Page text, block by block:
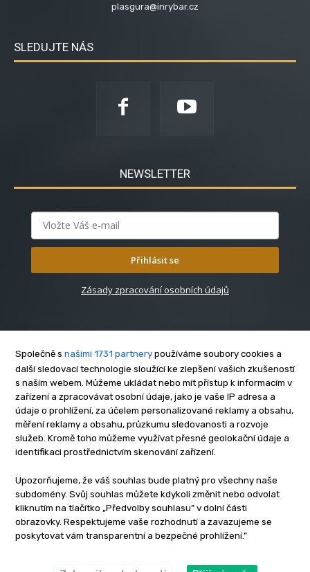
plasgura@inrybar.cz
SLEDUJTE NÁS
NEWSLETTER
Přihlásit se
Zásady zpracování osobních údajů
O nás
Kontakt
Reklama
Zásady soukromí
Privacy policy
Cookies
Etický kodex
Redakce
Společně s našimi 1731 partnery používáme soubory cookies a
další sledovací technologie sloužící ke zlepšení vašich zkušeností
s naším webem. Můžeme ukládat nebo mít přístup k informacím v
zařízení a zpracovávat osobní údaje, jako je vaše IP adresa a
údaje o prohlížení, za účelem personalizované reklamy a obsahu,
měření reklamy a obsahu, průzkumu sledovanosti a rozvoje
služeb. Kromě toho můžeme využívat přesné geolokační údaje a
identifikaci prostřednictvím skenování zařízení.
Upozorňujeme, že váš souhlas bude platný pro všechny naše
subdomény. Svůj souhlas můžete kdykoli změnit nebo odvolat
kliknutím na tlačítko „Předvolby souhlasu” v dolní části
obrazovky. Respektujeme vaše rozhodnutí a zavazujeme se
poskytovat vám transparentní a bezpečné prohlížení.”